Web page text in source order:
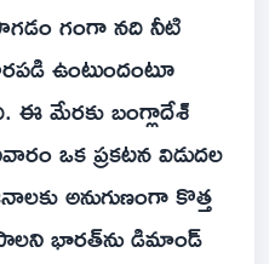
గంగా నది నీటి
ఉంటుందంటూ
ఈ మేరకు బంగ్లాదేశ్
ఒక ప్రకటన విడుదల
అనుగుణంగా కొత్త
భారత్‌ను డిమాండ్